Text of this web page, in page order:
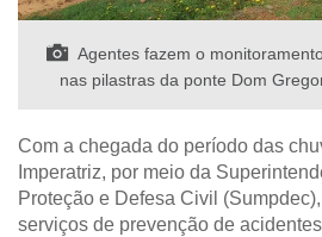
Agentes fazem o
nas pilastras da ponte Dom
Com a chegada do período das
Imperatriz, por meio da
Proteção e Defesa Civil
serviços de prevenção de